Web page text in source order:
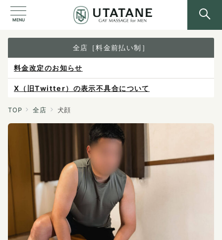
MENU
全店［料金前払い制］
料金改定のお知らせ
X（旧Twitter）の表示不具合について
ご予約は各店へ直接お問い合わせください。
料金は当日施術前にお支払いください。
感染症防止対策について
TOP 全店 犬顔